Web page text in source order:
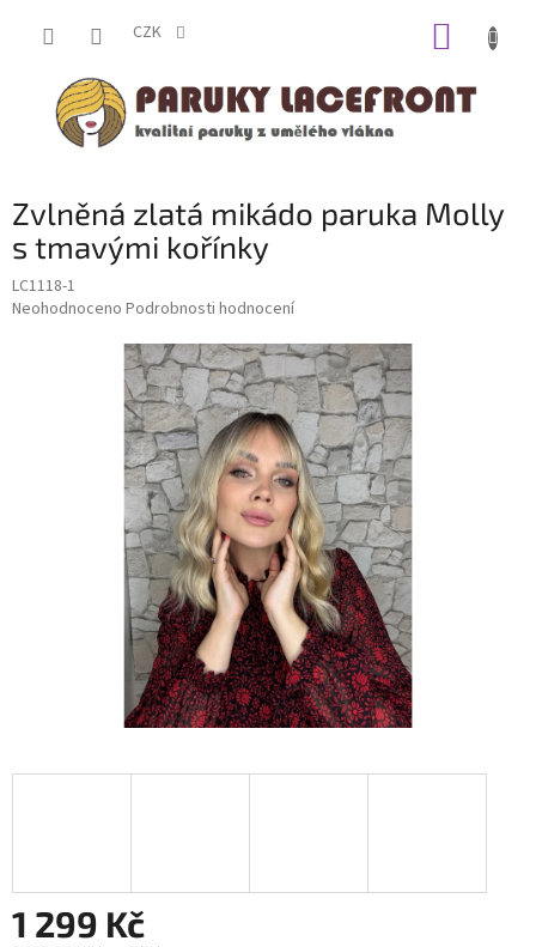
CZK
Zvlněná zlatá mikádo paruka Molly
s tmavými kořínky
LC1118-1
Průměrné
Neohodnoceno Podrobnosti hodnocení
1 299 Kč